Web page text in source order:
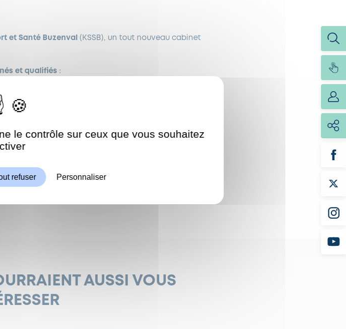
et Santé Buzenval
(KSSB), un tout nouveau cabinet
et qualifiés:
ou un
AUSSI VOUS
Autoriser
le contrôle sur ceux que vous souhaitez
refuser Personnaliser